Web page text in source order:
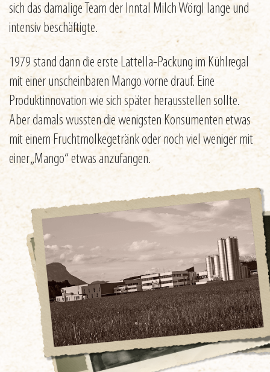
sich das damalige Team der Inntal Milch Wörgl lange und
intensiv beschäftigte.
1979 stand dann die erste Lattella-Packung im Kühlregal
mit einer unscheinbaren Mango vorne drauf. Eine
Produktinnovation wie sich später herausstellen sollte.
Aber damals wussten die wenigsten Konsumenten etwas
mit einem Fruchtmolkegetränk oder noch viel weniger mit
einer „Mango“ etwas anzufangen.